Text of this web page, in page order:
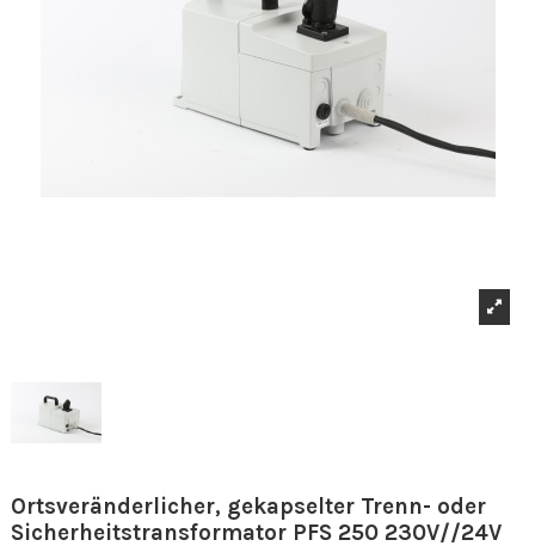
Ortsveränderlicher, gekapselter Trenn- oder
Sicherheitstransformator PFS 250 230V//24V